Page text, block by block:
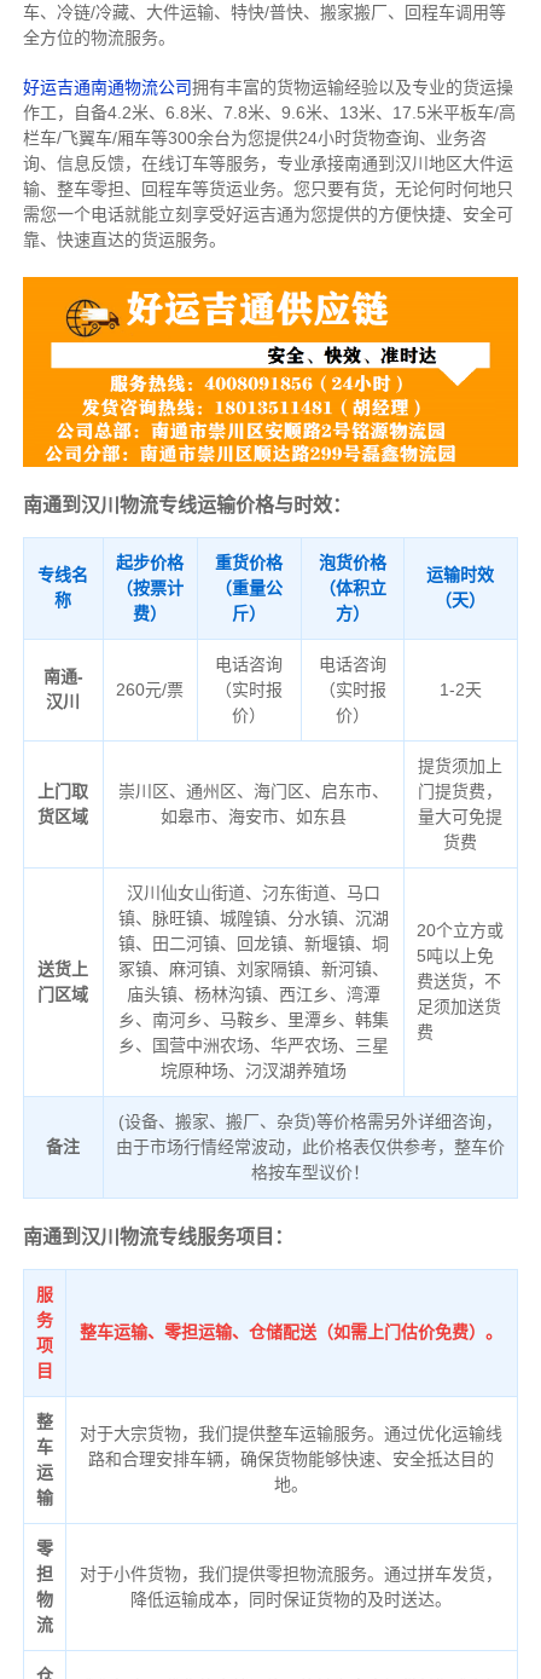
车、冷链/冷藏、大件运输、特快/普快、搬家搬厂、回程车调用等
全方位的物流服务。
好运吉通南通物流公司拥有丰富的货物运输经验以及专业的货运操
作工，自备4.2米、6.8米、7.8米、9.6米、13米、17.5米平板车/高
栏车/飞翼车/厢车等300余台为您提供24小时货物查询、业务咨
询、信息反馈，在线订车等服务， 专业承接南通到汉川地区大件运
输、整车零担、回程车等货运业务。 您只要有货，无论何时何地只
需您一个电话就能立刻享受好运吉通为您提供的方便快捷、安全可
靠、快速直达的货运服务。
南通到汉川物流专线运输价格与时效：
专线名
称
起步价格
（按票计
费）
重货价格
（重量公
斤）
泡货价格
（体积立
方）
运输时效
（天）
南通-
汉川
260元/票
电话咨询
（实时报
价）
电话咨询
（实时报
价）
1-2天
上门取
货区域
崇川区、通州区、海门区、启东市、
如皋市、海安市、如东县
提货须加上
门提货费，
量大可免提
货费
送货上
门区域
汉川仙女山街道、汈东街道、马口
镇、脉旺镇、城隍镇、分水镇、沉湖
镇、田二河镇、回龙镇、新堰镇、垌
冢镇、麻河镇、刘家隔镇、新河镇、
庙头镇、杨林沟镇、西江乡、湾潭
乡、南河乡、马鞍乡、里潭乡、韩集
乡、国营中洲农场、华严农场、三星
垸原种场、汈汊湖养殖场
20个立方或
5吨以上免
费送货，不
足须加送货
费
备注
(设备、搬家、搬厂、杂货)等价格需另外详细咨询，
由于市场行情经常波动，此价格表仅供参考，整车价
格按车型议价！
南通到汉川物流专线服务项目：
服
务
项
目
整车运输、零担运输、仓储配送（如需上门估价免费）。
整
车
运
输
对于大宗货物，我们提供整车运输服务。通过优化运输线
路和合理安排车辆，确保货物能够快速、安全抵达目的
地。
零
担
物
流
对于小件货物，我们提供零担物流服务。通过拼车发货，
降低运输成本，同时保证货物的及时送达。